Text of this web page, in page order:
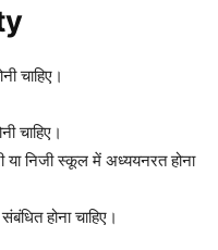
चाहिए।
चाहिए।
निजी स्कूल में अध्ययनरत होना
होना चाहिए।